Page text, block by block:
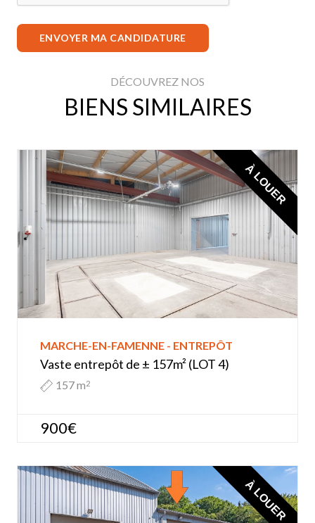
ENVOYER MA CANDIDATURE
DÉCOUVREZ NOS
BIENS SIMILAIRES
MARCHE-EN-FAMENNE - ENTREPÔT
Vaste entrepôt de ± 157m² (LOT 4)
157 m2
900€
À LOUER
À LOUER